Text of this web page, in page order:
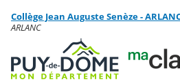
Menu de la rubrique
Contenu
Collège Jean Auguste Senèze -
ARLANC